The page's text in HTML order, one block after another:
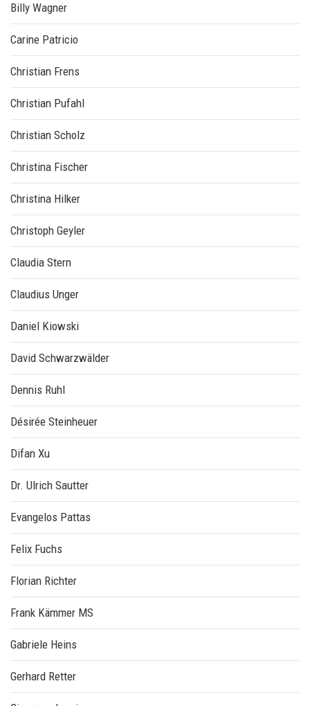
Billy Wagner
Carine Patricio
Christian Frens
Christian Pufahl
Christian Scholz
Christina Fischer
Christina Hilker
Christoph Geyler
Claudia Stern
Claudius Unger
Daniel Kiowski
David Schwarzwälder
Dennis Ruhl
Désirée Steinheuer
Difan Xu
Dr. Ulrich Sautter
Evangelos Pattas
Felix Fuchs
Florian Richter
Frank Kämmer MS
Gabriele Heins
Gerhard Retter